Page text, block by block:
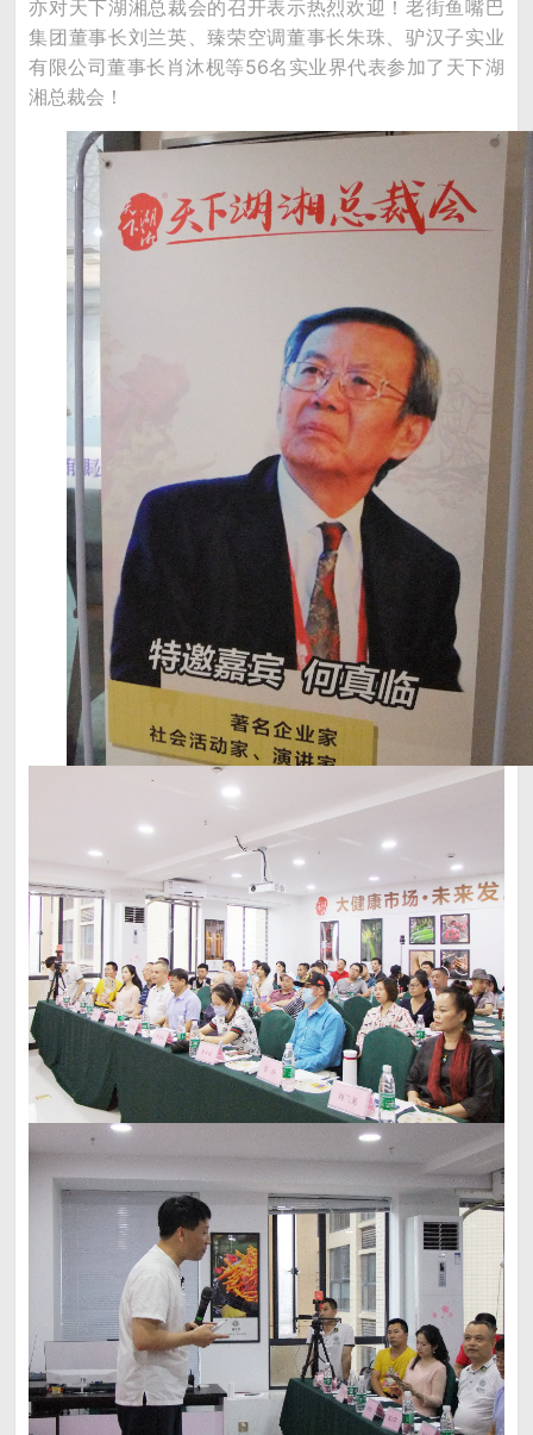
亦对天下湖湘总裁会的召开表示热烈欢迎！老街鱼嘴巴
集团董事长刘兰英、臻荣空调董事长朱珠、驴汉子实业
有限公司董事长肖沐枧等56名实业界代表参加了天下湖
湘总裁会！